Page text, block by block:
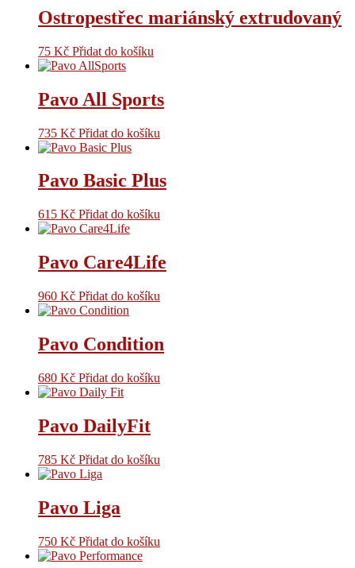
Ostropestřec mariánský extrudovaný
75 Kč Přidat do košíku
Pavo All Sports
735 Kč Přidat do košíku
Pavo Basic Plus
615 Kč Přidat do košíku
Pavo Care4Life
960 Kč Přidat do košíku
Pavo Condition
680 Kč Přidat do košíku
Pavo DailyFit
785 Kč Přidat do košíku
Pavo Liga
750 Kč Přidat do košíku